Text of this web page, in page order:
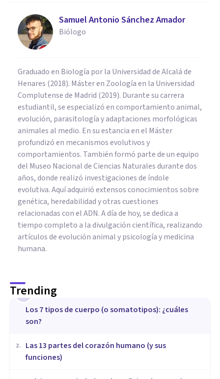
Samuel Antonio Sánchez Amador
Biólogo
Graduado en Biología por la Universidad de Alcalá de
Henares (2018). Máster en Zoología en la Universidad
Complutense de Madrid (2019). Durante su carrera
estudiantil, se especializó en comportamiento animal,
evolución, parasitología y adaptaciones morfológicas
animales al medio. En su estancia en el Máster
profundizó en mecanismos evolutivos y
comportamientos. También formó parte de un equipo
del Museo Nacional de Ciencias Naturales durante dos
años, donde realizó investigaciones de índole
evolutiva. Aquí adquirió extensos conocimientos sobre
genética, heredabilidad y otras cuestiones
relacionadas con el ADN. A día de hoy, se dedica a
tiempo completo a la divulgación científica, realizando
artículos de evolución animal y psicología y medicina
humana.
Trending
1
​Los 7 tipos de cuerpo (o somatotipos): ¿cuáles
son?
2.
Las 13 partes del corazón humano (y sus
funciones)